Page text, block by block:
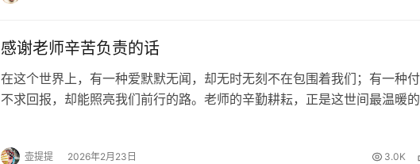
感谢老师辛苦负责的话
在这个世界上，有一种爱默默无闻，却无时无刻不在包围着我们；有一种
不求回报，却能照亮我们前行的路。老师的辛勤耕耘，正是这世间最温暖的
壶提提 2026年2月23日 3.0K